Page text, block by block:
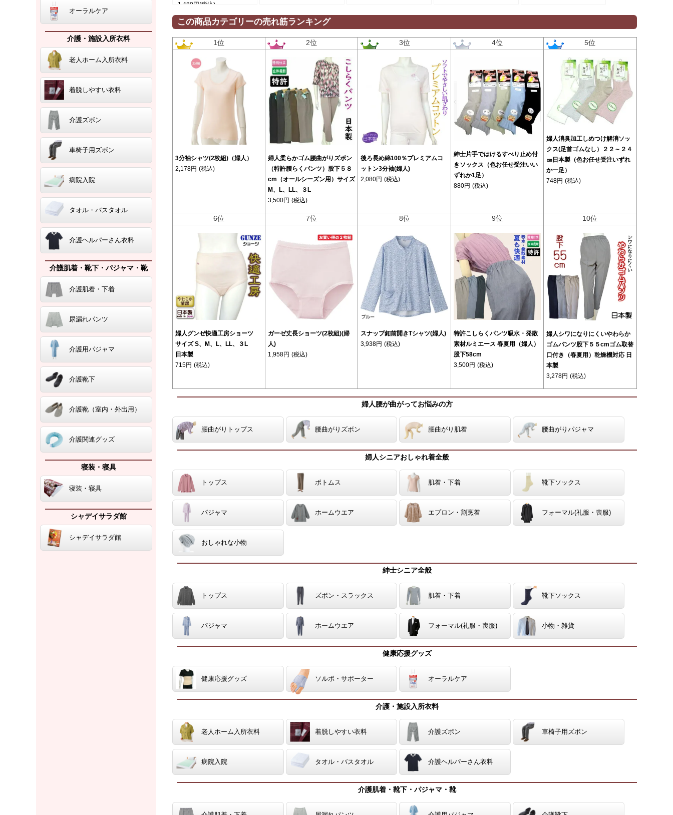
オーラルケア
介護・施設入所衣料
老人ホーム入所衣料
着脱しやすい衣料
介護ズボン
車椅子用ズボン
病院入院
タオル・バスタオル
介護ヘルパーさん衣料
介護肌着・靴下・パジャマ・靴
介護肌着・下着
尿漏れパンツ
介護用パジャマ
介護靴下
介護靴（室内・外出用）
介護関連グッズ
寝装・寝具
寝装・寝具
シャデイサラダ館
シャデイサラダ館
1,480円(税込)
この商品カテゴリーの売れ筋ランキング
1位
3分袖シャツ(2枚組)（婦人）
2,178円 (税込)
2位
婦人柔らかゴム腰曲がりズボン
（特許腰らくパンツ）股下５８
cm（オールシーズン用）サイズ
M、L、LL、３L
3,500円 (税込)
3位
後ろ長め綿100％プレミアムコ
ットン3分袖(婦人)
2,080円 (税込)
4位
紳士片手ではけるすべり止め付
きソックス（色お任せ受注いい
ずれか1足）
880円 (税込)
5位
婦人消臭加工しめつけ解消ソッ
クス(足首ゴムなし）２２～２４
㎝日本製（色お任せ受注いずれ
か一足）
748円 (税込)
6位
婦人グンゼ快適工房ショーツ
サイズ S、M、L、LL、３L
日本製
715円 (税込)
7位
ガーゼ丈長ショーツ(2枚組)(婦
人)
1,958円 (税込)
8位
スナップ釦前開きTシャツ(婦人)
3,938円 (税込)
9位
特許こしらくパンツ吸水・発散
素材ルミエース 春夏用（婦人）
股下58cm
3,500円 (税込)
10位
婦人シワになりにくいやわらか
ゴムパンツ股下５５cmゴム取替
口付き（春夏用）乾燥機対応 日
本製
3,278円 (税込)
婦人腰が曲がってお悩みの方
腰曲がりトップス 腰曲がりズボン 腰曲がり肌着 腰曲がりパジャマ
婦人シニアおしゃれ着全般
トップス ボトムス 肌着・下着 靴下ソックス
パジャマ ホームウエア エプロン・割烹着 フォーマル(礼服・喪服)
おしゃれな小物
紳士シニア全般
トップス ズボン・スラックス 肌着・下着 靴下ソックス
パジャマ ホームウエア フォーマル(礼服・喪服) 小物・雑貨
健康応援グッズ
健康応援グッズ ソルボ・サポーター オーラルケア
介護・施設入所衣料
老人ホーム入所衣料 着脱しやすい衣料 介護ズボン 車椅子用ズボン
病院入院 タオル・バスタオル 介護ヘルパーさん衣料
介護肌着・靴下・パジャマ・靴